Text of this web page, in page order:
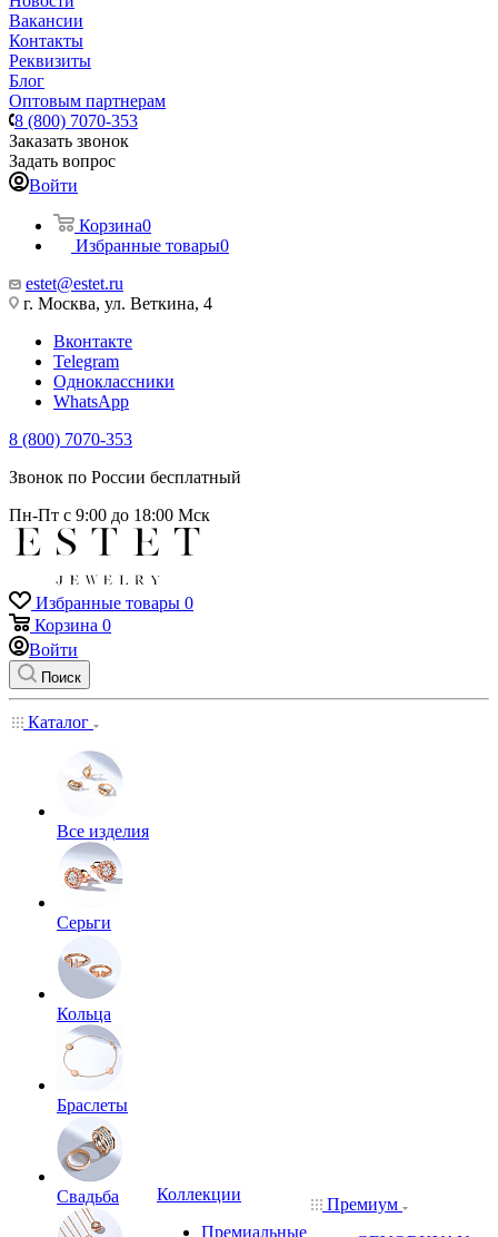
Вакансии
Контакты
Реквизиты
Блог
Оптовым партнерам
8 (800) 7070-353
Заказать звонок
Задать вопрос
Войти
Корзина0
Избранные товары0
estet@estet.ru
г. Москва, ул. Веткина, 4
Вконтакте
Telegram
Одноклассники
WhatsApp
8 (800) 7070-353
Звонок по России бесплатный
Пн-Пт с 9:00 до 18:00 Мск
Избранные товары 0
Корзина 0
Войти
Поиск
Каталог
Все изделия
Серьги
Кольца
Браслеты
Свадьба
Коллекции
Премиальные
Премиум